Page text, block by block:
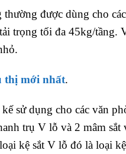
được dùng cho
trọng tối đa 45kg/
thị mới nhất.
sử dụng cho các văn
trụ V lỗ và 2 mâm
kệ sắt V lỗ đó là loại